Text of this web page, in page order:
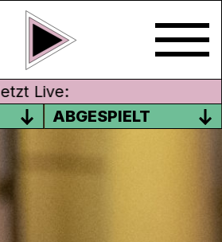
Live:
ABGESPIELT